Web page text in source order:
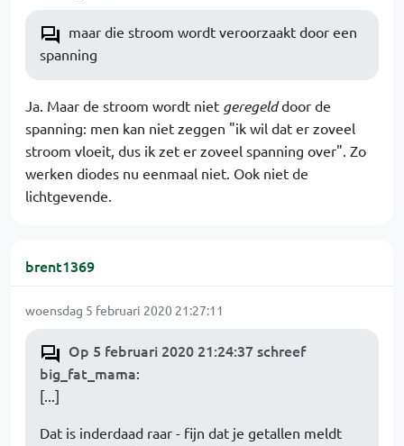
maar die stroom wordt veroorzaakt door een
spanning
Ja. Maar de stroom wordt niet geregelddoor de
spanning: men kan niet zeggen "ik wil dat er zoveel
stroom vloeit, dus ik zet er zoveel spanning over". Zo
werken diodes nu eenmaal niet. Ook niet de
lichtgevende.
brent1369
woensdag 5 februari 2020 21:27:11
Op 5 februari 2020 21:24:37 schreef
big_fat_mama:
[...]
Dat is inderdaad raar - fijn dat je getallen meldt